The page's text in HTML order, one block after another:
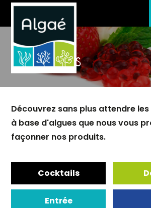
Recettes
Découvrez sans plus attendre
à base d'algues que nous vous
façonner nos produits.
Cocktails
Entrée